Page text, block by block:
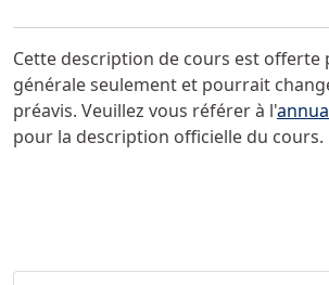
Cette description de cours est offerte
générale seulement et pourrait
préavis. Veuillez vous référer à l'
pour la description officielle du cours.